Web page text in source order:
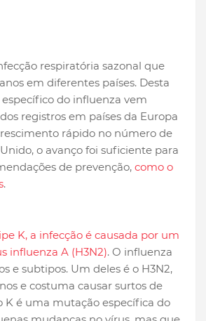
respiratória sazonal que
em diferentes países. Desta
do influenza vem
registros em países da Europa
rápido no número de
o avanço foi suficiente para
de prevenção, como o
.
K, a infecção é causada por um
influenza A (H3N2). O influenza
e subtipos. Um deles é o H3N2,
e costuma causar surtos de
K é uma mutação específica do